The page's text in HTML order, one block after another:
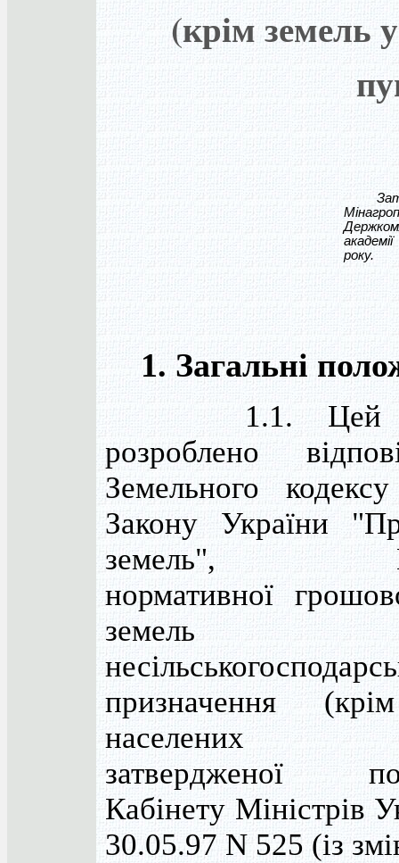
(крім земель
року.
1. Загальні
1.1. Цей
розроблено
Земельного
Закону України
земель",
нормативної
земель
призначення
населених
затвердженої
Кабінету Міністрів
30.05.97 N 525 (із